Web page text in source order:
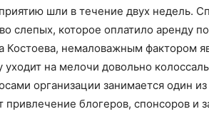
шли в течение двух недель.
слепых, которое оплатило аренду
Костоева, немаловажным фактором
уходит на мелочи довольно
организации занимается один
привлечение блогеров, спонсоров и